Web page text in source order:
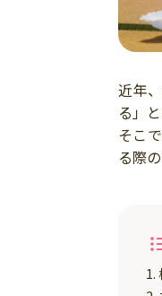
近年
る」
そこ
る際